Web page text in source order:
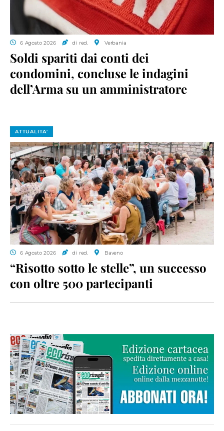
6 Agosto 2026 di red. Verbania
Soldi spariti dai conti dei
condomini, concluse le indagini
dell’Arma su un amministratore
ATTUALITA'
6 Agosto 2026 di red. Baveno
“Risotto sotto le stelle”, un successo
con oltre 500 partecipanti